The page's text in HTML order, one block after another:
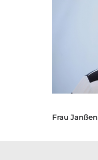
Frau Janßen